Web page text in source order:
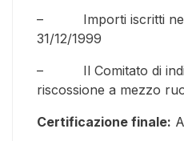
– Importi iscritti nei
31/12/1999
– Il Comitato di
riscossione a mezzo
Certificazione finale: